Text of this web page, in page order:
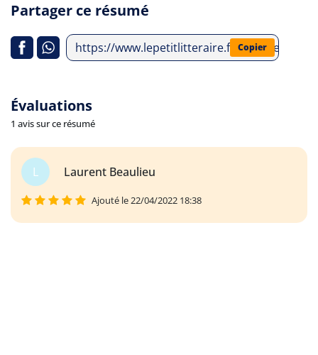
Partager ce résumé
https://www.lepetitlitteraire.fr/analyses-
Copier
Évaluations
1 avis sur ce résumé
L Laurent Beaulieu
Ajouté le 22/04/2022 18:38